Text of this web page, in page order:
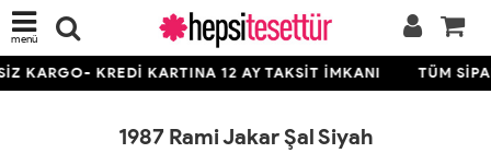
menü
KARGO- KREDİ KARTINA 12 AY TAKSİT İMKANI TÜM
1987 Rami Jakar Şal Siyah